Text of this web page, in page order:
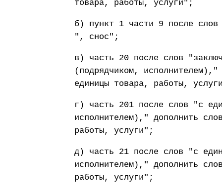
товара, работы, услуги";
б) пункт 1 части 9 после слов
", снос";
в) часть 20 после слов
(подрядчиком, исполнителем),"
единицы товара, работы,
г) часть 201 после слов "с
исполнителем)," дополнить
работы, услуги";
д) часть 21 после слов "с
исполнителем)," дополнить
работы, услуги";